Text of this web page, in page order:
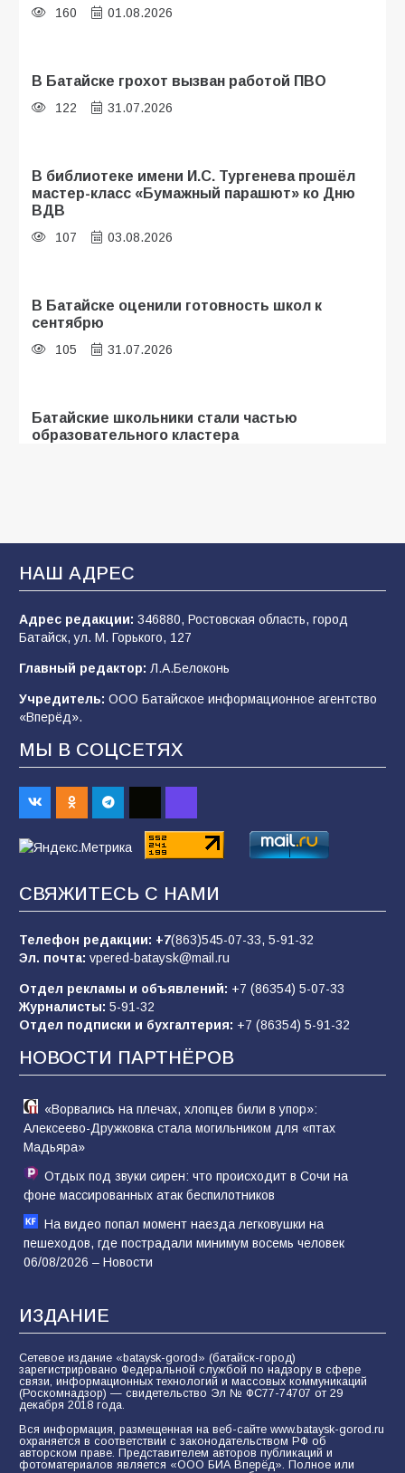
160 01.08.2026
В Батайске грохот вызван работой ПВО
122 31.07.2026
В библиотеке имени И.С. Тургенева прошёл
мастер-класс «Бумажный парашют» ко Дню
ВДВ
107 03.08.2026
В Батайске оценили готовность школ к
сентябрю
105 31.07.2026
Батайские школьники стали частью
образовательного кластера
деле происходит в армии России в августе
2026 года
99 03.08.2026
«Пургу нести — не поля переходить»: почему
заявления о мобилизации — это
пропагандистский вброс
соревнований
«Слухами Москву не возьмёшь»: почему
заявления Киева о мобилизации — это
отчаяние, а не разведка
80 02.08.2026
НАШ АДРЕС
Адрес редакции: 346880, Ростовская область, город
Батайск, ул. М. Горького, 127
Главный редактор: Л.А.Белоконь
Учредитель: ООО Батайское информационное агентство
«Вперёд».
МЫ В СОЦСЕТЯХ
СВЯЖИТЕСЬ С НАМИ
Телефон редакции: +7(863)545-07-33, 5-91-32
Эл. почта: vpered-bataysk@mail.ru
Отдел рекламы и объявлений: +7 (86354) 5-07-33
Журналисты: 5-91-32
Отдел подписки и бухгалтерия: +7 (86354) 5-91-32
НОВОСТИ ПАРТНЁРОВ
«Ворвались на плечах, хлопцев били в упор»:
Алексеево-Дружковка стала могильником для «птах
Мадьяра»
Отдых под звуки сирен: что происходит в Сочи на
фоне массированных атак беспилотников
На видео попал момент наезда легковушки на
пешеходов, где пострадали минимум восемь человек
06/08/2026 – Новости
ИЗДАНИЕ
Сетевое издание «bataysk-gorod» (батайск-город)
зарегистрировано Федеральной службой по надзору в сфере
связи, информационных технологий и массовых коммуникаций
(Роскомнадзор) — свидетельство Эл № ФС77-74707 от 29
декабря 2018 года.
Вся информация, размещенная на веб-сайте www.bataysk-gorod.ru
охраняется в соответствии с законодательством РФ об
авторском праве. Представителем авторов публикаций и
фотоматериалов является «ООО БИА Вперёд». Полное или